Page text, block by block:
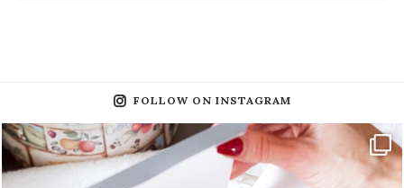
FOLLOW ON INSTAGRAM